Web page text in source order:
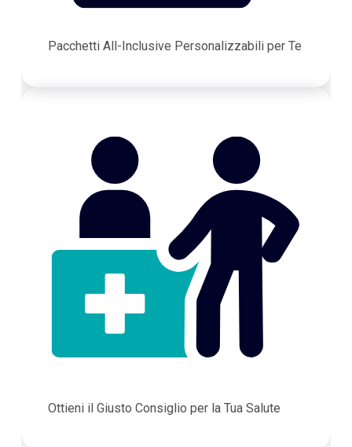
Pacchetti All-Inclusive Personalizzabili per Te
Ottieni il Giusto Consiglio per la Tua Salute